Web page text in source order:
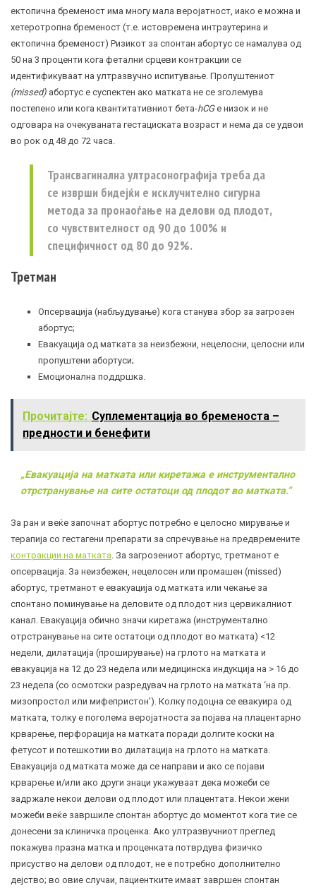
ектопична бременост има многу мала веројатност, иако е можна и
хетеротропна бременост (т.е. истовремена интраутерина и
ектопична бременост) Ризикот за спонтан абортус се намалува од
50 на 3 проценти кога фетални срцеви контракции се
идентификуваат на ултразвучно испитување. Пропуштениот
(missed) абортус е суспектен ако матката не се зголемува
постепено или кога квантитативниот бета-hCGе низок и не
одговара на очекуваната гестациската возраст и нема да се удвои
во рок од 48 до 72 часа.
Трансвагинална ултрасонографија треба да
се изврши бидејќи е исклучително сигурна
метода за пронаоѓање на делови од плодот,
со чувствителност од 90 до 100% и
специфичност од 80 до 92%.
Третман
Опсервација (набљудување) кога станува збор за загрозен
абортус;
Евакуација од матката за неизбежни, нецелосни, целосни или
пропуштени абортуси;
Емоционална поддршка.
Прочитајте: Суплементација во бременоста –
предности и бенефити
„Евакуација на матката или киретажа е инструментално
отрстранување на сите остатоци од плодот во матката.“
За ран и веќе започнат абортус потребно е целосно мирување и
терапија со гестагени препарати за спречување на предвремените
контракции на матката . За загрозениот абортус, третманот е
опсервација. За неизбежен, нецелосен или промашен (missed)
абортус, третманот е евакуација oд матката или чекање за
спонтано поминување на деловите од плодот низ цервикалниот
канал. Евакуација обично значи киретажа (инструментално
отрстранување на сите остатоци од плодот во матката) <12
недели, дилатација (проширување) на грлото на матката и
евакуација на 12 до 23 недела или медицинска индукција на > 16 до
23 недела (со осмотски разредувач на грлото на матката ‘на пр.
мизопростол или мифепристон’). Колку подоцна се евакуира од
матката, толку е поголема веројатноста за појава на плацентарно
крварење, перфорација на матката поради долгите коски на
фетусот и потешкотии во дилатација на грлото на матката.
Евакуација од матката може да се направи и ако се појави
крварење и/или ако други знаци укажуваат дека можеби се
задржале некои делови од плодот или плацентата. Некои жени
можеби веќе завршиле спонтан абортус до моментот кога тие се
донесени за клиничка проценка. Ако ултразвучниот преглед
покажува празна матка и проценката потврдува физичко
присуство на делови од плодот, не е потребно дополнително
дејство; во овие случаи, пациентките имаат завршен спонтан